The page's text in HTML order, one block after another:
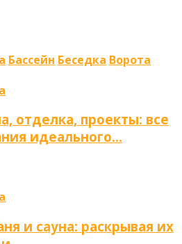
Бассейн Беседка Ворота
отделка, проекты: все
идеального…
и сауна: раскрывая их